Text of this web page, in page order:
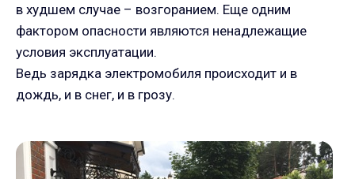
в худшем случае – возгоранием. Еще одним
фактором опасности являются ненадлежащие
условия эксплуатации.
Ведь зарядка электромобиля происходит и в
дождь, и в снег, и в грозу.